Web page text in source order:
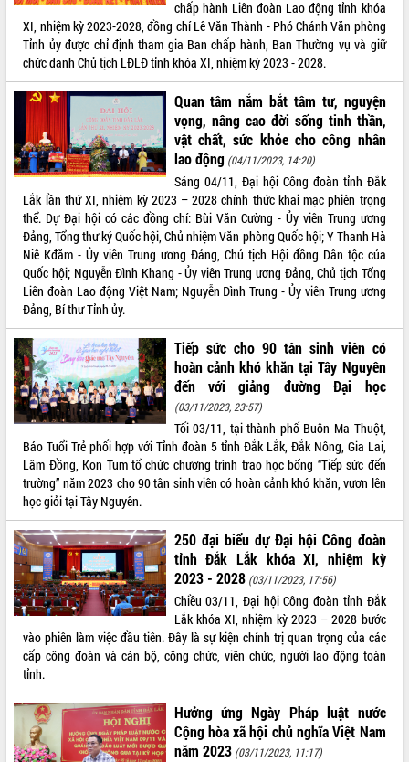
Xây dựng nông thôn mới: Nâng cao đời
sống người dân từ những mô hình thiết
thực
Quyết liệt tháo gỡ vướng mắc, đẩy
nhanh tiến độ các dự án trọng điểm
trong Khu kinh tế Nam Phú Yên
Hòn Yến phát triển du lịch gắn với bảo
tồn biển
Lấy ý kiến điều chỉnh Quy hoạch tỉnh
Đắk Lắk thời kỳ 2021-2030, tầm nhìn
đến năm 2050
Phát động chiến dịch 30 ngày đêm
giải phóng mặt bằng Tuyến đường bộ
ven biển
Đắk Lắk nỗ lực thúc đẩy tăng trưởng
kinh tế từ 10% trở lên trong Quý
II/2026
Đắk Lắk ký kết thỏa thuận hợp tác về
chuyển đổi số giai đoạn 2026 – 2030
với Tập đoàn Bưu chính Viễn thông
Việt Nam
Thứ trưởng Bộ Y tế làm việc với tỉnh
Đắk Lắk về phát triển nhân lực y tế
cho trạm y tế cấp xã
Du lịch Đắk Lắk nâng tầm trải nghiệm
du khách thông qua Hệ thống cơ sở dữ
liệu và Bản đồ số
Tập huấn ứng dụng trí tuệ nhân tạo (AI)
trong thương mại điện tử năm 2026
Đoàn đại biểu Quốc hội tỉnh Đắk Lắk
trao đổi thông tin trước Kỳ họp thứ
Quyết liệt cải cách hành chính, khơi
thông nguồn lực phát triển
Nâng cao hiệu lực, hiệu quả HĐND
tỉnh thông qua hiện đại hóa hành chính
Xã Ea Phê gắn cải cách hành chính với
chuyển đổi số
chấp hành Liên đoàn Lao động tỉnh khóa
XI, nhiệm kỳ 2023-2028, đồng chí Lê Văn Thành - Phó Chánh Văn phòng
Tỉnh ủy được chỉ định tham gia Ban chấp hành, Ban Thường vụ và giữ
chức danh Chủ tịch LĐLĐ tỉnh khóa XI, nhiệm kỳ 2023 - 2028.
Quan tâm nắm bắt tâm tư, nguyện
vọng, nâng cao đời sống tinh thần,
vật chất, sức khỏe cho công nhân
lao động (04/11/2023, 14:20)
Sáng 04/11, Đại hội Công đoàn tỉnh Đắk
Lắk lần thứ XI, nhiệm kỳ 2023 – 2028 chính thức khai mạc phiên trọng
thể. Dự Đại hội có các đồng chí: Bùi Văn Cường - Ủy viên Trung ương
Đảng, Tổng thư ký Quốc hội, Chủ nhiệm Văn phòng Quốc hội; Y Thanh Hà
Niê Kđăm - Ủy viên Trung ương Đảng, Chủ tịch Hội đồng Dân tộc của
Quốc hội; Nguyễn Đình Khang - Ủy viên Trung ương Đảng, Chủ tịch Tổng
Liên đoàn Lao động Việt Nam; Nguyễn Đình Trung - Ủy viên Trung ương
Đảng, Bí thư Tỉnh ủy.
Tiếp sức cho 90 tân sinh viên có
hoàn cảnh khó khăn tại Tây Nguyên
đến với giảng đường Đại học
(03/11/2023, 23:57)
Tối 03/11, tại thành phố Buôn Ma Thuột,
Báo Tuổi Trẻ phối hợp với Tỉnh đoàn 5 tỉnh Đắk Lắk, Đắk Nông, Gia Lai,
Lâm Đồng, Kon Tum tổ chức chương trình trao học bổng “Tiếp sức đến
trường” năm 2023 cho 90 tân sinh viên có hoàn cảnh khó khăn, vươn lên
học giỏi tại Tây Nguyên.
250 đại biểu dự Đại hội Công đoàn
tỉnh Đắk Lắk khóa XI, nhiệm kỳ
2023 - 2028 (03/11/2023, 17:56)
Chiều 03/11, Đại hội Công đoàn tỉnh Đắk
Lắk khóa XI, nhiệm kỳ 2023 – 2028 bước
vào phiên làm việc đầu tiên. Đây là sự kiện chính trị quan trọng của các
cấp công đoàn và cán bộ, công chức, viên chức, người lao động toàn
tỉnh.
Hưởng ứng Ngày Pháp luật nước
Cộng hòa xã hội chủ nghĩa Việt Nam
năm 2023 (03/11/2023, 11:17)